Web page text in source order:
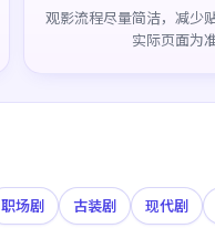
观影流程尽量简洁，减少
实际页面为准
职场剧 古装剧 现代剧